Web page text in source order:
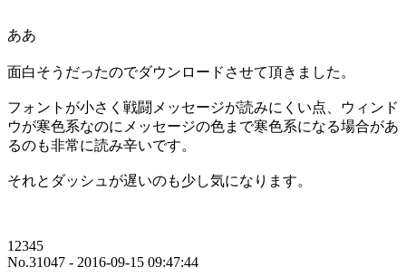
ああ
面白そうだったのでダウンロードさせて頂きました。
フォントが小さく戦闘メッセージが読みにくい点、ウィンド
ウが寒色系なのにメッセージの色まで寒色系になる場合があ
るのも非常に読み辛いです。
それとダッシュが遅いのも少し気になります。
12345
No.31047 - 2016-09-15 09:47:44